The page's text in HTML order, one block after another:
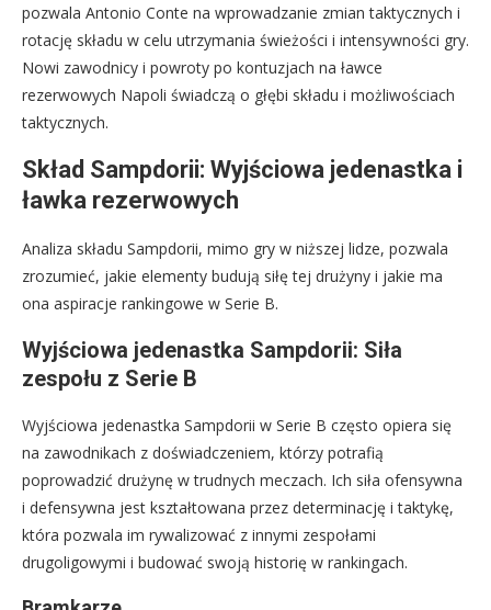
pozwala Antonio Conte na wprowadzanie zmian taktycznych i
rotację składu w celu utrzymania świeżości i intensywności gry.
Nowi zawodnicy i powroty po kontuzjach na ławce
rezerwowych Napoli świadczą o głębi składu i możliwościach
taktycznych.
Skład Sampdorii: Wyjściowa jedenastka i
ławka rezerwowych
Analiza składu Sampdorii, mimo gry w niższej lidze, pozwala
zrozumieć, jakie elementy budują siłę tej drużyny i jakie ma
ona aspiracje rankingowe w Serie B.
Wyjściowa jedenastka Sampdorii: Siła
zespołu z Serie B
Wyjściowa jedenastka Sampdorii w Serie B często opiera się
na zawodnikach z doświadczeniem, którzy potrafią
poprowadzić drużynę w trudnych meczach. Ich siła ofensywna
i defensywna jest kształtowana przez determinację i taktykę,
która pozwala im rywalizować z innymi zespołami
drugoligowymi i budować swoją historię w rankingach.